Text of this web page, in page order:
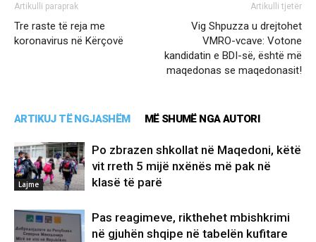
Artikulli paraprak
Tre raste të reja me
koronavirus në Kërçovë
Artikulli tjetër
Vig Shpuzza u drejtohet
VMRO-vcave: Votone
kandidatin e BDI-së, është më
maqedonas se maqedonasit!
ARTIKUJ TË NGJASHËM MË SHUMË NGA AUTORI
Lajme
Po zbrazen shkollat në Maqedoni, këtë
vit rreth 5 mijë nxënës më pak në
klasë të parë
Pas reagimeve, rikthehet mbishkrimi
në gjuhën shqipe në tabelën kufitare